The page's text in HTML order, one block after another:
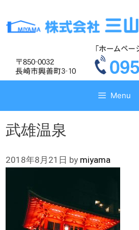
テ
ス
テ
ス
Menu
武雄温泉
2018年8月21日 by miyama